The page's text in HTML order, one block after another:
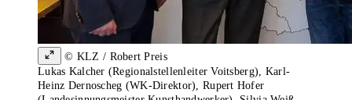
© KLZ / Robert Preis
Lukas Kalcher (Regionalstellenleiter Voitsberg), Karl-
Heinz Dernoscheg (WK-Direktor), Rupert Hofer